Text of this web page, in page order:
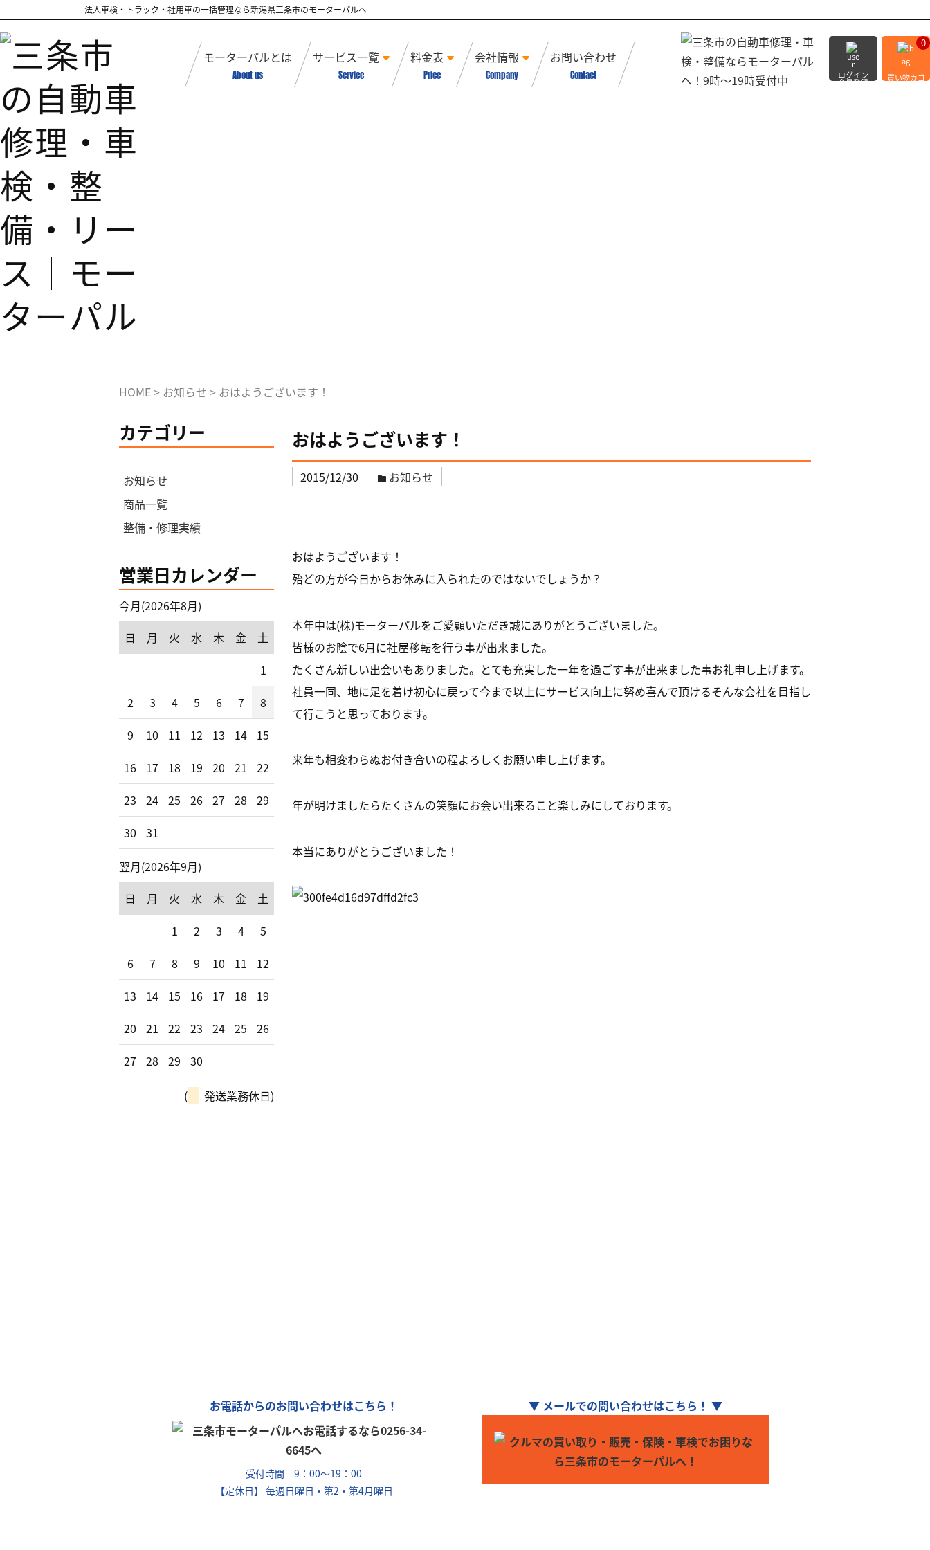
法人車検・トラック・社用車の一括管理なら新潟県三条市のモーターパルへ
モーターパルとは
About us
サービス一覧
Service
料金表
Price
会社情報
Company
お問い合わせ
Contact ログイン
会員登録
0
買い物カゴ
HOME> お知らせ > おはようございます！
おはようございます！
2015/12/30 お知らせ
おはようございます！
殆どの方が今日からお休みに入られたのではないでしょうか？
本年中は(株)モーターパルをご愛顧いただき誠にありがとうございました。
皆様のお陰で6月に社屋移転を行う事が出来ました。
たくさん新しい出会いもありました。とても充実した一年を過ごす事が出来ました事お礼申し上げます。
社員一同、地に足を着け初心に戻って今まで以上にサービス向上に努め喜んで頂けるそんな会社を目指し
て行こうと思っております。
来年も相変わらぬお付き合いの程よろしくお願い申し上げます。
年が明けましたらたくさんの笑顔にお会い出来ること楽しみにしております。
本当にありがとうございました！
カテゴリー
お知らせ
商品一覧
整備・修理実績
営業日カレンダー
今月(2026年8月)
日
月 火 水 木 金
土
1
2
3 4 5 6 7
8
9
10 11 12 13 14
15
16
17 18 19 20 21
22
23
24 25 26 27 28
29
30
31
翌月(2026年9月)
日
月 火 水 木 金
土
1
2 3 4
5
6
7 8 9 10 11
12
13
14 15 16 17 18
19
20
21 22 23 24 25
26
27 28 29 30
( 発送業務休日)
お電話からのお問い合わせはこちら！
受付時間 9：00～19：00
【定休日】 毎週日曜日・第2・第4月曜日
▼ メールでの問い合わせはこちら！ ▼